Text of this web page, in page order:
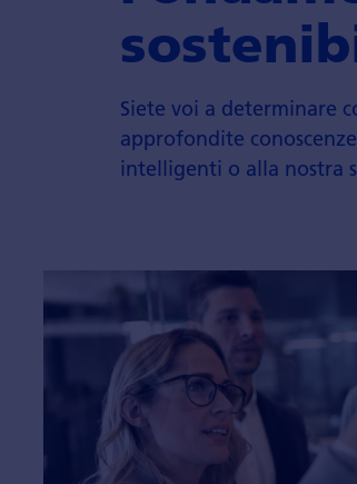
Siete voi a determinare
approfondite
intelligenti o alla nostra